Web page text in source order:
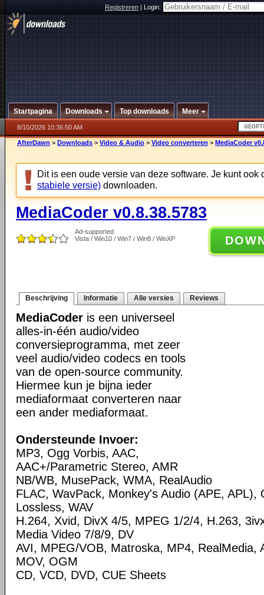
Registreren|Login:
Startpagina Downloads Top downloads Meer
8/10/2026 10:36:50 AM
AfterDawn > Downloads > Video & Audio > Video converteren > MediaCoder
Dit is een oude versie van deze software. Je kunt ook
stabiele versie) downloaden.
MediaCoder v0.8.38.5783
Ad-supported
Vista / Win10 / Win7 / Win8 / WinXP
Beschrijving Informatie Alle versies Reviews
MediaCoder is een universeel
alles-in-één audio/video
conversieprogramma, met zeer
veel audio/video codecs en tools
van de open-source community.
Hiermee kun je bijna ieder
mediaformaat converteren naar
een ander mediaformaat.
Ondersteunde Invoer:
MP3, Ogg Vorbis, AAC,
AAC+/Parametric Stereo, AMR
NB/WB, MusePack, WMA, RealAudio
FLAC, WavPack, Monkey's Audio (APE, APL),
Lossless, WAV
H.264, Xvid, DivX 4/5, MPEG 1/2/4, H.263,
Media Video 7/8/9, DV
AVI, MPEG/VOB, Matroska, MP4, RealMedia,
MOV, OGM
CD, VCD, DVD, CUE Sheets